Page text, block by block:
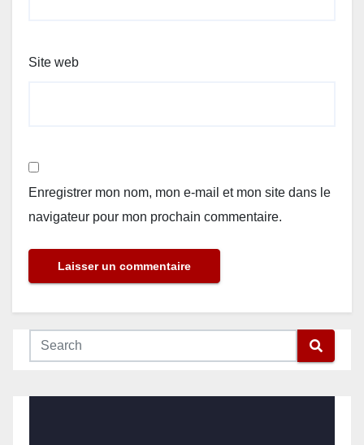
Site web
Enregistrer mon nom, mon e-mail et mon site dans le
navigateur pour mon prochain commentaire.